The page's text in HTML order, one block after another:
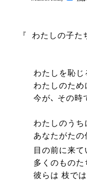
『 わたしの子た
わたしを恥じ
わたしのため
今が､ その時
わたしのうち
あなたがたの
目の前に来て
多くのものた
彼らは 枝で